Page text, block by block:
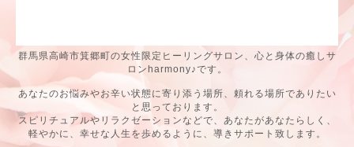
群馬県高崎市箕郷町の女性限定ヒーリングサロン、心と身体の癒しサ
ロンharmony♪です。
あなたのお悩みやお辛い状態に寄り添う場所、頼れる場所でありたい
と思っております。
スピリチュアルやリラクゼーションなどで、あなたがあなたらしく、
軽やかに、幸せな人生を歩めるように、導きサポート致します。